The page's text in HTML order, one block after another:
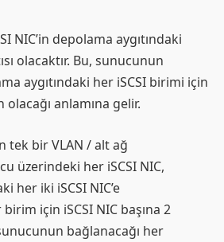
NIC’in depolama aygıtındaki
olacaktır. Bu, sunucunun
aygıtındaki her iSCSI birimi için
anlamına gelir.
tek bir VLAN / alt ağ
üzerindeki her iSCSI NIC,
her iki iSCSI NIC’e
için iSCSI NIC başına 2
bağlanacağı her